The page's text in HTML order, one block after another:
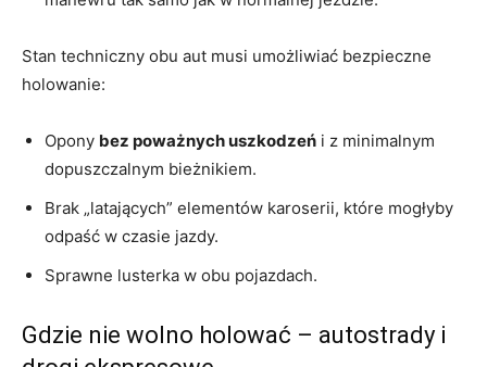
Stan techniczny obu aut musi umożliwiać bezpieczne
holowanie:
Opony bez poważnych uszkodzeń i z minimalnym
dopuszczalnym bieżnikiem.
Brak „latających” elementów karoserii, które mogłyby
odpaść w czasie jazdy.
Sprawne lusterka w obu pojazdach.
Gdzie nie wolno holować – autostrady i